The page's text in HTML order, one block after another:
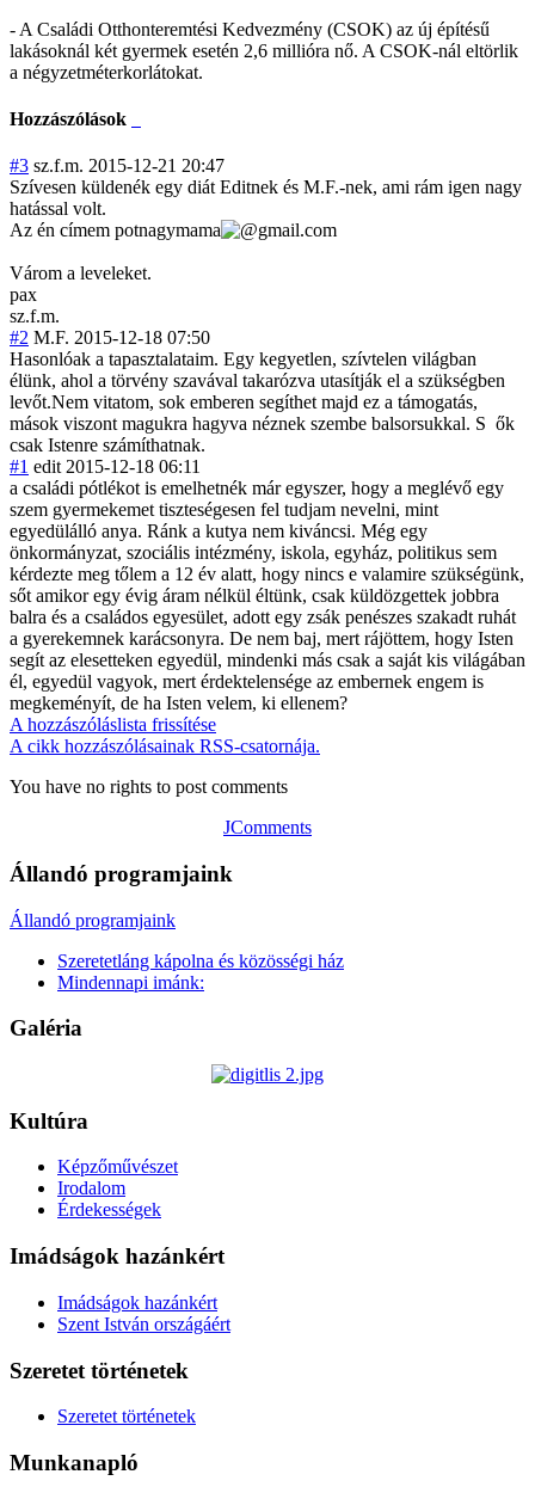
- A Családi Otthonteremtési Kedvezmény (CSOK) az új építésű
lakásoknál két gyermek esetén 2,6 millióra nő. A CSOK-nál eltörlik
a négyzetméterkorlátokat.
Hozzászólások
#3 sz.f.m. 2015-12-21 20:47
Szívesen küldenék egy diát Editnek és M.F.-nek, ami rám igen nagy
hatással volt.
Az én címem potnagymama gmail.com
Várom a leveleket.
pax
sz.f.m.
#2 M.F. 2015-12-18 07:50
Hasonlóak a tapasztalataim. Egy kegyetlen, szívtelen világban
élünk, ahol a törvény szavával takarózva utasítják el a szükségben
levőt.Nem vitatom, sok emberen segíthet majd ez a támogatás,
mások viszont magukra hagyva néznek szembe balsorsukkal. S ők
csak Istenre számíthatnak.
#1 edit 2015-12-18 06:11
a családi pótlékot is emelhetnék már egyszer, hogy a meglévő egy
szem gyermekemet tiszteségesen fel tudjam nevelni, mint
egyedülálló anya. Ránk a kutya nem kiváncsi. Még egy
önkormányzat, szociális intézmény, iskola, egyház, politikus sem
kérdezte meg tőlem a 12 év alatt, hogy nincs e valamire szükségünk,
sőt amikor egy évig áram nélkül éltünk, csak küldözgettek jobbra
balra és a családos egyesület, adott egy zsák penészes szakadt ruhát
a gyerekemnek karácsonyra. De nem baj, mert rájöttem, hogy Isten
segít az elesetteken egyedül, mindenki más csak a saját kis világában
él, egyedül vagyok, mert érdektelensége az embernek engem is
megkeményít, de ha Isten velem, ki ellenem?
A hozzászóláslista frissítése
A cikk hozzászólásainak RSS-csatornája.
You have no rights to post comments
JComments
Állandó programjaink
Állandó programjaink
Szeretetláng kápolna és közösségi ház
Mindennapi imánk:
Galéria
Kultúra
Képzőművészet
Irodalom
Érdekességek
Imádságok hazánkért
Imádságok hazánkért
Szent István országáért
Szeretet történetek
Szeretet történetek
Munkanapló